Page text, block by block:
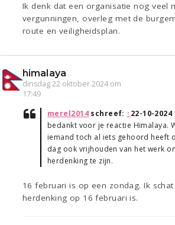
Ik denk dat een organisatie nog veel
vergunningen, overleg met de
route en veiligheidsplan.
himalaya
dinsdag 22 oktober 2024 om
17:49
merel2014schreef: ↑22-10-2024
bedankt voor je reactie Himalaya.
iemand toch al iets gehoord heeft
dag ook vrijhouden van het werk
herdenking te zijn.
16 februari is op een zondag. Ik
herdenking op 16 februari is.